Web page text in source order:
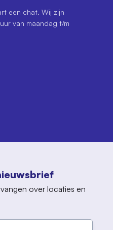
over locaties en
een chat. Wij zijn
van maandag t/m